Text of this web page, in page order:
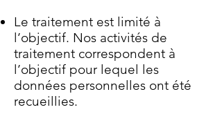
Le traitement est limité à
l’objectif. Nos activités de
traitement correspondent à
l’objectif pour lequel les
données personnelles ont été
recueillies.